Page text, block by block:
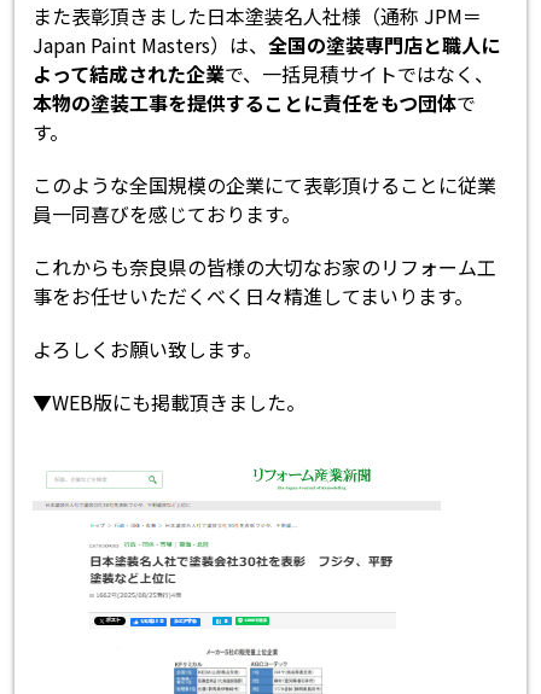
また表彰頂きました日本塗装名人社様（通称 JPM＝
Japan Paint Masters）は、全国の塗装専門店と職人に
よって結成された企業で、一括見積サイトではなく、
本物の塗装工事を提供することに責任をもつ団体で
す。
このような全国規模の企業にて表彰頂けることに従業
員一同喜びを感じております。
これからも奈良県の皆様の大切なお家のリフォーム工
事をお任せいただくべく日々精進してまいります。
よろしくお願い致します。
▼WEB版にも掲載頂きました。